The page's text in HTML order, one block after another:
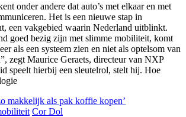
onder andere dat auto’s met elkaar en met
Het is een nieuwe stap in
een vakgebied waarin Nederland uitblinkt.
goed bezig zijn met slimme mobiliteit, komt
als een systeem zien en niet als optelsom van
zegt Maurice Geraets, directeur van NXP
speelt hierbij een sleutelrol, stelt hij. Hoe
Cor Dol